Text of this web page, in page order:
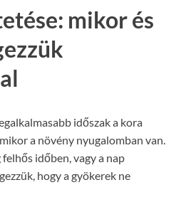
mikor és
időszak a kora
a növény nyugalomban van.
időben, vagy a nap
hogy a gyökerek ne